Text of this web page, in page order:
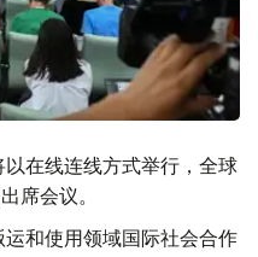
在线连线方式举行，全球
席会议。
和使用领域国际社会合作